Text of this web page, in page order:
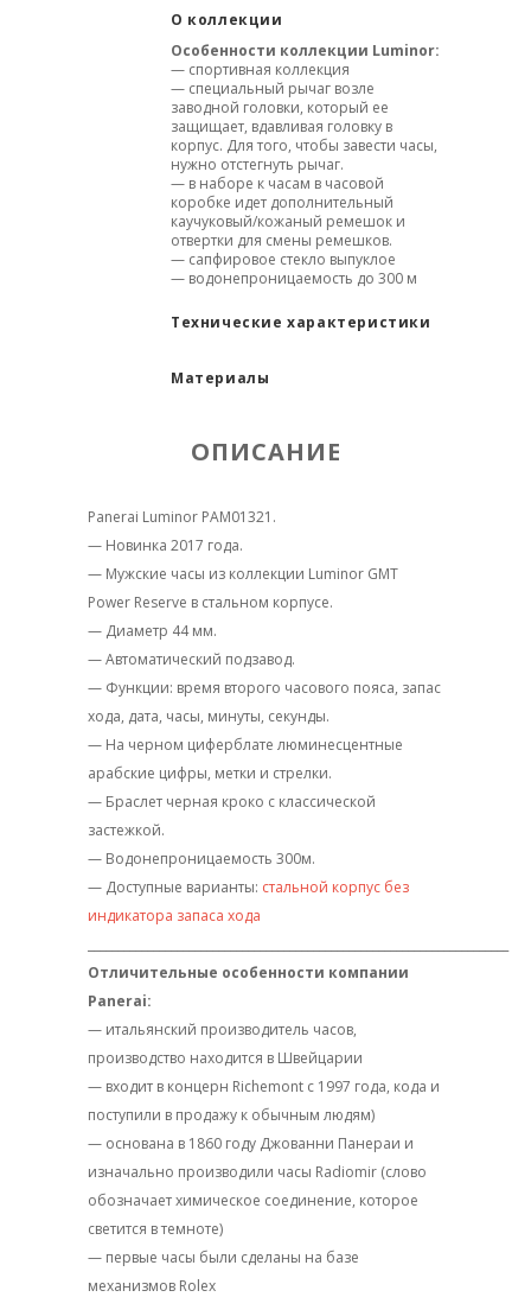
О коллекции
Особенности коллекции Luminor:
— спортивная коллекция
— специальный рычаг возле
заводной головки, который ее
защищает, вдавливая головку в
корпус. Для того, чтобы завести часы,
нужно отстегнуть рычаг.
— в наборе к часам в часовой
коробке идет дополнительный
каучуковый/кожаный ремешок и
отвертки для смены ремешков.
— сапфировое стекло выпуклое
— водонепроницаемость до 300 м
Технические характеристики
Материалы
ОПИСАНИЕ
Panerai Luminor PAM01321.
— Новинка 2017 года.
— Мужские часы из коллекции Luminor GMT
Power Reserve в стальном корпусе.
— Диаметр 44 мм.
— Автоматический подзавод.
— Функции: время второго часового пояса, запас
хода, дата, часы, минуты, секунды.
— На черном циферблате люминесцентные
арабские цифры, метки и стрелки.
— Браслет черная кроко с классической
застежкой.
— Водонепроницаемость 300м.
— Доступные варианты: стальной корпус без
индикатора запаса хода
Отличительные особенности компании
Panerai:
— итальянский производитель часов,
производство находится в Швейцарии
— входит в концерн Richemont с 1997 года, кода и
поступили в продажу к обычным людям)
— основана в 1860 году Джованни Панераи и
изначально производили часы Radiomir (слово
обозначает химическое соединение, которое
светится в темноте)
— первые часы были сделаны на базе
механизмов Rolex